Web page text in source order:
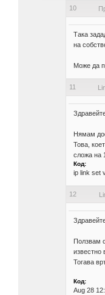
10
Така
на
Може да
11
Нямам
Това,
сложа на
Код:
ip link set
12
Ползвам
известно
Тогава
Код:
Aug 28